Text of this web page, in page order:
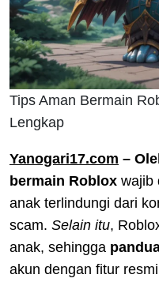
Tips Aman Bermain
Lengkap
Yanogari17.com –
bermain Roblox wajib
anak terlindungi dari
scam. Selain itu,
anak, sehingga
akun dengan fitur